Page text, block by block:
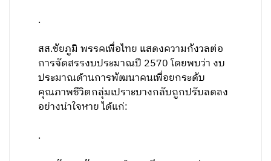
.
สส.ชัยภูมิ พรรคเพื่อไทย แสดงความกังวลต่อ
การจัดสรรงบประมาณปี 2570 โดยพบว่า งบ
ประมาณด้านการพัฒนาคนเพื่อยกระดับ
คุณภาพชีวิตกลุ่มเปราะบางกลับถูกปรับลดลง
อย่างน่าใจหาย ได้แก่:
.